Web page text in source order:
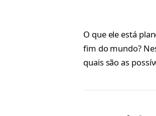
O que ele está
fim do mundo?
quais são as